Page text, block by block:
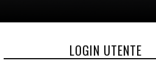
LOGIN UTENTE